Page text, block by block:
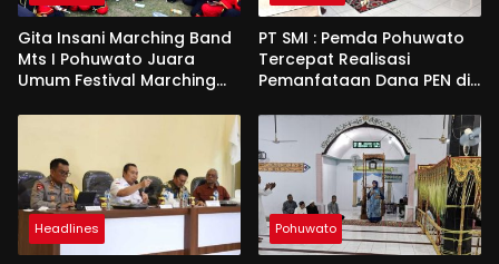
Gita Insani Marching Band
Mts I Pohuwato Juara
Umum Festival Marching
PT SMI : Pemda Pohuwato
Tercepat Realisasi
Pemanfataan Dana PEN di
Headlines Pohuwato